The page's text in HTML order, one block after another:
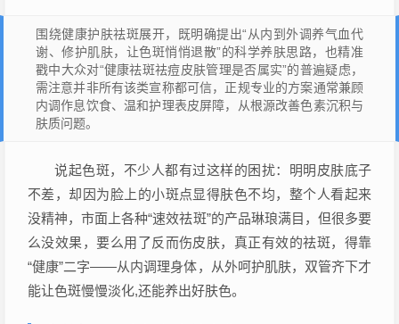
围绕健康护肤祛斑展开，既明确提出“从内到外调养气血代
谢、修护肌肤，让色斑悄悄退散”的科学养肤思路，也精准
戳中大众对“健康祛斑祛痘皮肤管理是否属实”的普遍疑虑，
需注意并非所有该类宣称都可信，正规专业的方案通常兼顾
内调作息饮食、温和护理表皮屏障，从根源改善色素沉积与
肤质问题。
说起色斑，不少人都有过这样的困扰：明明皮肤底子
不差，却因为脸上的小斑点显得肤色不均，整个人看起来
没精神，市面上各种“速效祛斑”的产品琳琅满目，但很多要
么没效果，要么用了反而伤皮肤，真正有效的祛斑，得靠
“健康”二字——从内调理身体，从外呵护肌肤，双管齐下才
能让色斑慢慢淡化,还能养出好肤色。